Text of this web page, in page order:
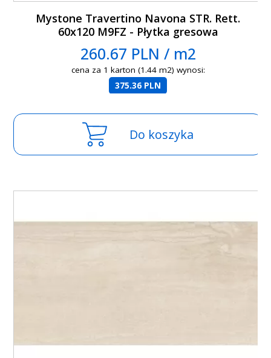
Mystone Travertino Navona STR. Rett.
60x120 M9FZ - Płytka gresowa
260.67 PLN / m2
cena za 1 karton (1.44 m2) wynosi:
375.36 PLN
Do koszyka